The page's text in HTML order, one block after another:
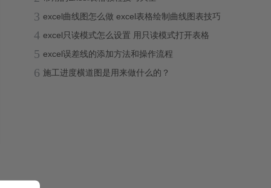
3 excel曲线图怎么做 excel表格绘制曲线图表技巧
4 excel只读模式怎么设置 用只读模式打开表格
5 excel误差线的添加方法和操作流程
6 施工进度横道图是用来做什么的？